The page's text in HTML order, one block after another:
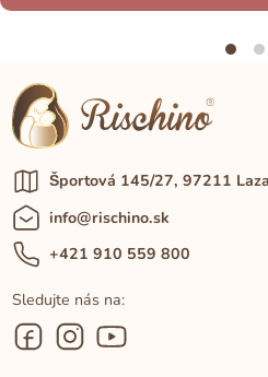
Športová 145/27, 97211
info@rischino.sk
+421 910 559 800
Sledujte nás na: